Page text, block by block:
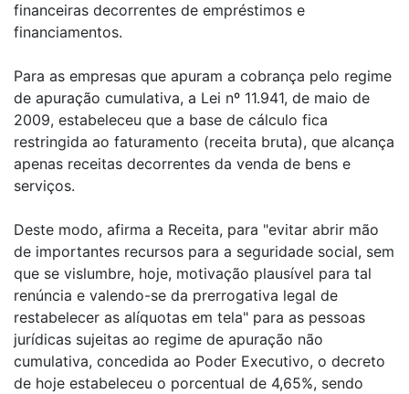
financeiras decorrentes de empréstimos e
financiamentos.
Para as empresas que apuram a cobrança pelo regime
de apuração cumulativa, a Lei nº 11.941, de maio de
2009, estabeleceu que a base de cálculo fica
restringida ao faturamento (receita bruta), que alcança
apenas receitas decorrentes da venda de bens e
serviços.
Deste modo, afirma a Receita, para "evitar abrir mão
de importantes recursos para a seguridade social, sem
que se vislumbre, hoje, motivação plausível para tal
renúncia e valendo-se da prerrogativa legal de
restabelecer as alíquotas em tela" para as pessoas
jurídicas sujeitas ao regime de apuração não
cumulativa, concedida ao Poder Executivo, o decreto
de hoje estabeleceu o porcentual de 4,65%, sendo